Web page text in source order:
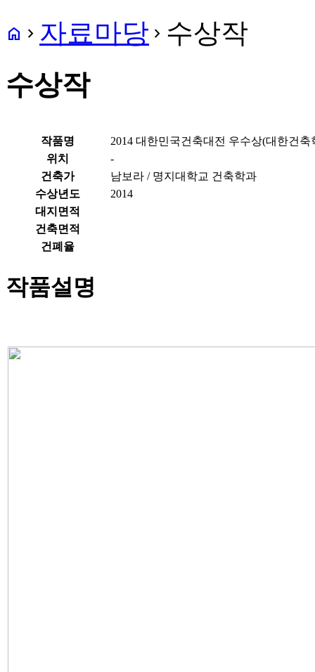
home navigate_next 자료마당 navigate_next 수상작
수상작
작품명
2014 대한민국건축대전 우수상(대한건
위치
-
건축가
남보라 / 명지대학교 건축학과
수상년도
2014
대지면적
건축면적
건폐율
작품설명